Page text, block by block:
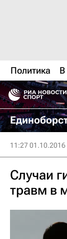
Политика В
11:27 01.10.2016
Случаи
травм в